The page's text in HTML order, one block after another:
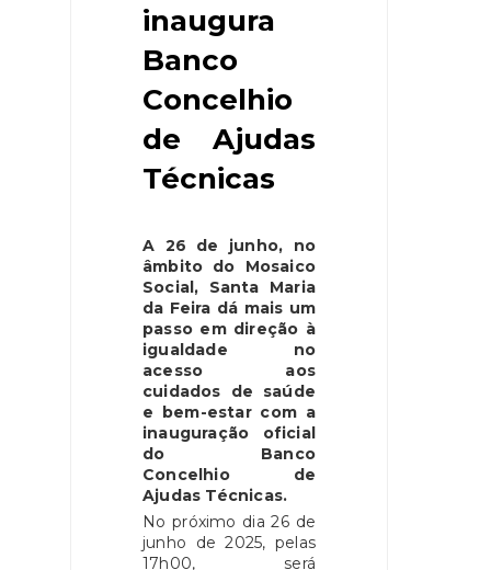
inaugura
Banco
Concelhio
de Ajudas
Técnicas
A 26 de junho, no
âmbito do Mosaico
Social, Santa Maria
da Feira dá mais um
passo em direção à
igualdade no
acesso aos
cuidados de saúde
e bem-estar com a
inauguração oficial
do Banco
Concelhio de
Ajudas Técnicas.
No próximo dia 26 de
junho de 2025, pelas
17h00, será